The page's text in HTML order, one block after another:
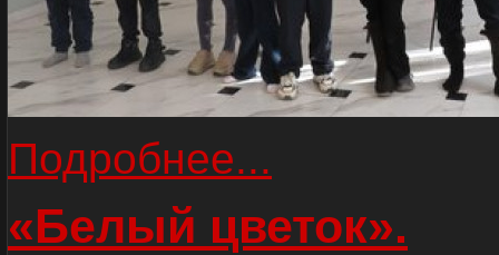
Подробнее...
«Белый цветок».